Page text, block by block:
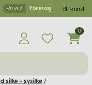
Privat Företag Bli kund
0
silke - sysilke /